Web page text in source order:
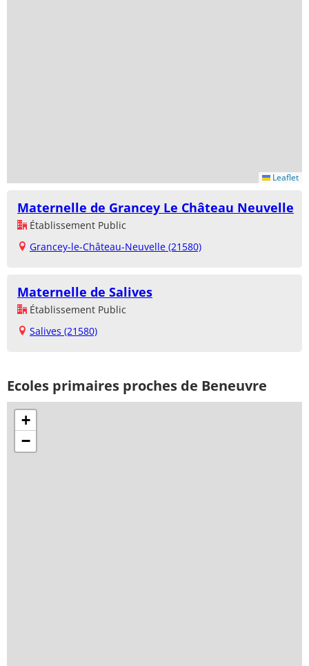
Leaflet
Maternelle de Grancey Le Château Neuvelle
Établissement Public
Grancey-le-Château-Neuvelle (21580)
Maternelle de Salives
Établissement Public
Salives (21580)
Ecoles primaires proches de Beneuvre
+
−